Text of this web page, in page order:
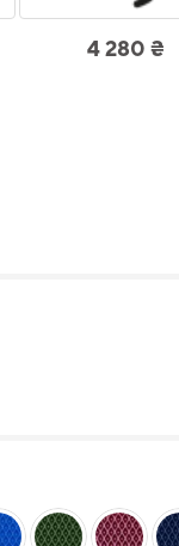
4 280 ₴